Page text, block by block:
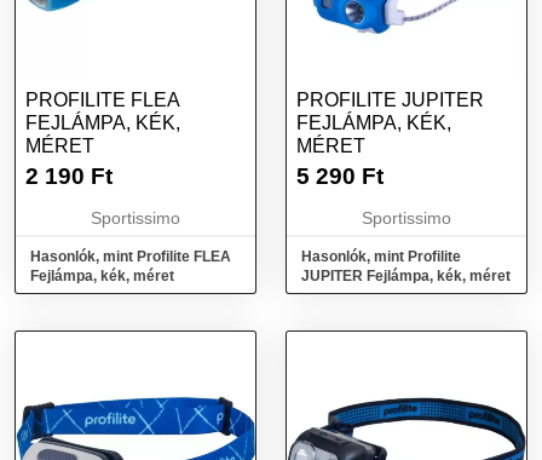
PROFILITE FLEA
FEJLÁMPA, KÉK,
MÉRET
2 190 Ft
Sportissimo
Hasonlók, mint Profilite FLEA
Fejlámpa, kék, méret
PROFILITE JUPITER
FEJLÁMPA, KÉK,
MÉRET
5 290 Ft
Sportissimo
Hasonlók, mint Profilite
JUPITER Fejlámpa, kék, méret